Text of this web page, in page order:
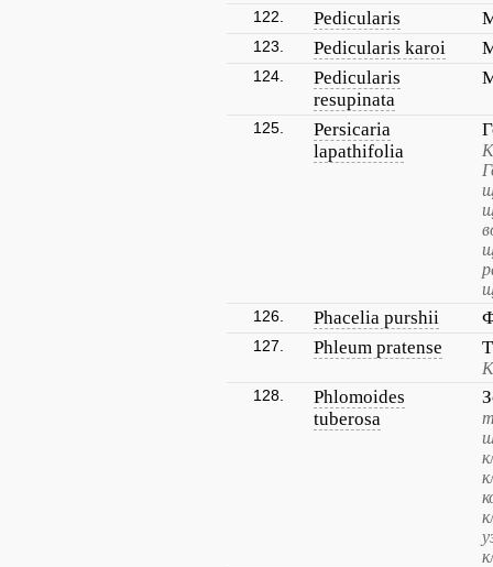
122. Pedicularis
123. Pedicularis karoi
124.
Pedicularis
resupinata
125.
Persicaria
lapathifolia
126. Phacelia purshii
127. Phleum pratense
128.
Phlomoides
tuberosa